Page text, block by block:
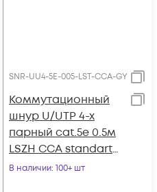
SNR-UU4-5E-005-LST-CCA-GY
Коммутационный
шнур U/UTP 4-х
парный cat.5e 0.5м
LSZH CCA standart
серый
В наличии: 100+ шт